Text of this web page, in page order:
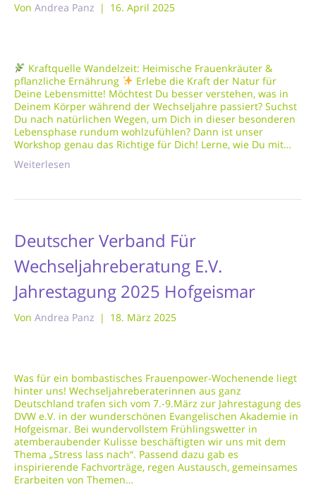
Von Andrea Panz | 16. April 2025
Kraftquelle Wandelzeit: Heimische Frauenkräuter &
pflanzliche Ernährung
Erlebe die Kraft der Natur für
Deine Lebensmitte! Möchtest Du besser verstehen, was in
Deinem Körper während der Wechseljahre passiert? Suchst
Du nach natürlichen Wegen, um Dich in dieser besonderen
Lebensphase rundum wohlzufühlen? Dann ist unser
Workshop genau das Richtige für Dich! Lerne, wie Du mit…
Weiterlesen
Deutscher Verband Für
Wechseljahreberatung E.V.
Jahrestagung 2025 Hofgeismar
Von Andrea Panz | 18. März 2025
Was für ein bombastisches Frauenpower-Wochenende liegt
hinter uns! Wechseljahreberaterinnen aus ganz
Deutschland trafen sich vom 7.-9.März zur Jahrestagung des
DVW e.V. in der wunderschönen Evangelischen Akademie in
Hofgeismar. Bei wundervollstem Frühlingswetter in
atemberaubender Kulisse beschäftigten wir uns mit dem
Thema „Stress lass nach“. Passend dazu gab es
inspirierende Fachvorträge, regen Austausch, gemeinsames
Erarbeiten von Themen…